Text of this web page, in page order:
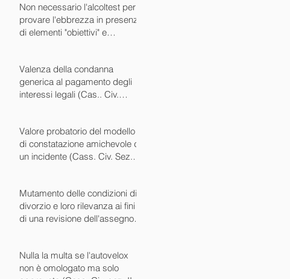
Non necessario l'alcoltest per
provare l'ebbrezza in presenza
di elementi "obiettivi" e
Valenza della condanna
generica al pagamento degli
interessi legali (Cas.. Civ.
Valore probatorio del modello
di constatazione amichevole di
un incidente (Cass. Civ. Sez. III
Mutamento delle condizioni di
divorzio e loro rilevanza ai fini
di una revisione dell'assegno
Nulla la multa se l'autovelox
non è omologato ma solo